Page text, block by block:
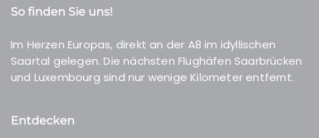
So finden Sie uns!
Im Herzen Europas, direkt an der A8 im idyllischen
Saartal gelegen. Die nächsten Flughäfen Saarbrücken
und Luxembourg sind nur wenige Kilometer entfernt.
Entdecken